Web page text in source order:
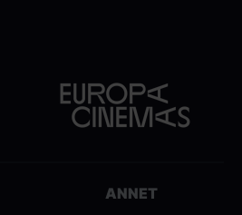
ANNET